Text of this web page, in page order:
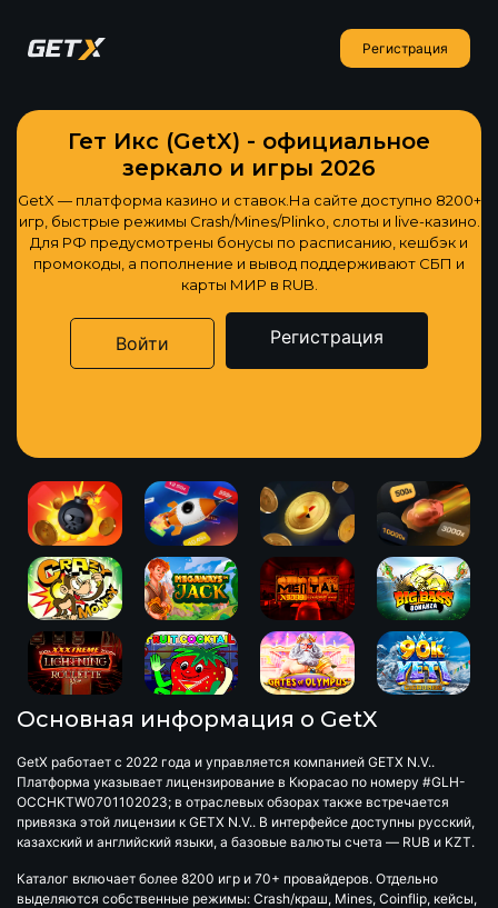
Регистрация
Гет Икс (GetX) - официальное
зеркало и игры 2026
GetX — платформа казино и ставок.На сайте доступно 8200+
игр, быстрые режимы Crash/Mines/Plinko, слоты и live-казино.
Для РФ предусмотрены бонусы по расписанию, кешбэк и
промокоды, а пополнение и вывод поддерживают СБП и
карты МИР в RUB.
Войти Регистрация
Основная информация о GetX
GetX работает с 2022 года и управляется компанией GETX N.V..
Платформа указывает лицензирование в Кюрасао по номеру #GLH-
OCCHKTW0701102023; в отраслевых обзорах также встречается
привязка этой лицензии к GETX N.V.. В интерфейсе доступны русский,
казахский и английский языки, а базовые валюты счета — RUB и KZT.
Каталог включает более 8200 игр и 70+ провайдеров. Отдельно
выделяются собственные режимы: Crash/краш, Mines, Coinflip, кейсы,